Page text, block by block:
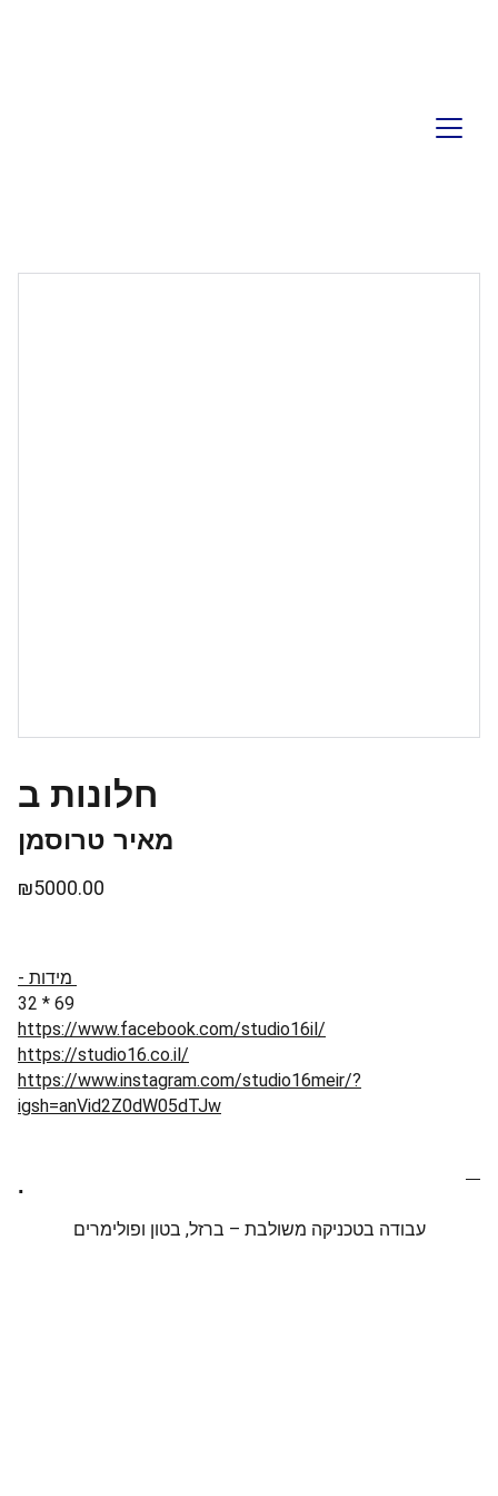
חלונות ב
מאיר טרוסמן
₪5000.00
32 * 69
https://www.facebook.com/studio16il/
https://studio16.co.il/
https://www.instagram.com/studio16meir/?
igsh=anVid2Z0dW05dTJw
.
עבודה בטכניקה משולבת – ברזל, בטון ופולימרים